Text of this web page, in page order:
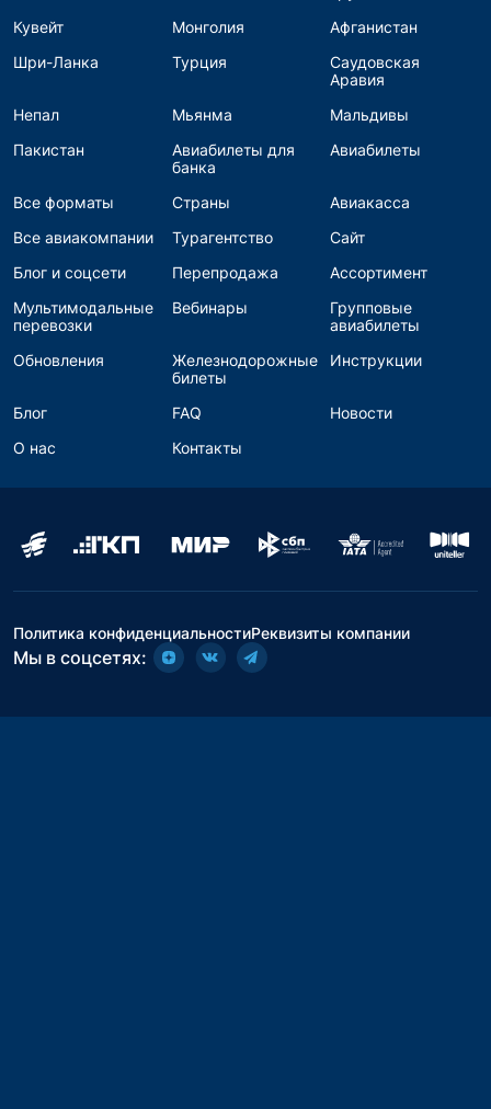
Кувейт
Монголия
Афганистан
Шри-Ланка
Турция
Саудовская
Аравия
Непал
Мьянма
Мальдивы
Пакистан
Авиабилеты для
банка
Авиабилеты
Все форматы Страны
Авиакасса
Все авиакомпании
Турагентство
Сайт
Блог и соцсети
Перепродажа
Ассортимент
Мультимодальные
перевозки
Вебинары
Групповые
авиабилеты
Обновления
Железнодорожные
билеты
Инструкции
Блог FAQ
Новости
О нас
Контакты
Политика конфиденциальностиРеквизиты компании
Мы в соцсетях: